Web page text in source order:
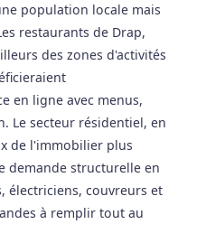
population locale mais
restaurants de Drap,
des zones d'activités
en ligne avec menus,
Le secteur résidentiel, en
de l'immobilier plus
demande structurelle en
électriciens, couvreurs et
à remplir tout au